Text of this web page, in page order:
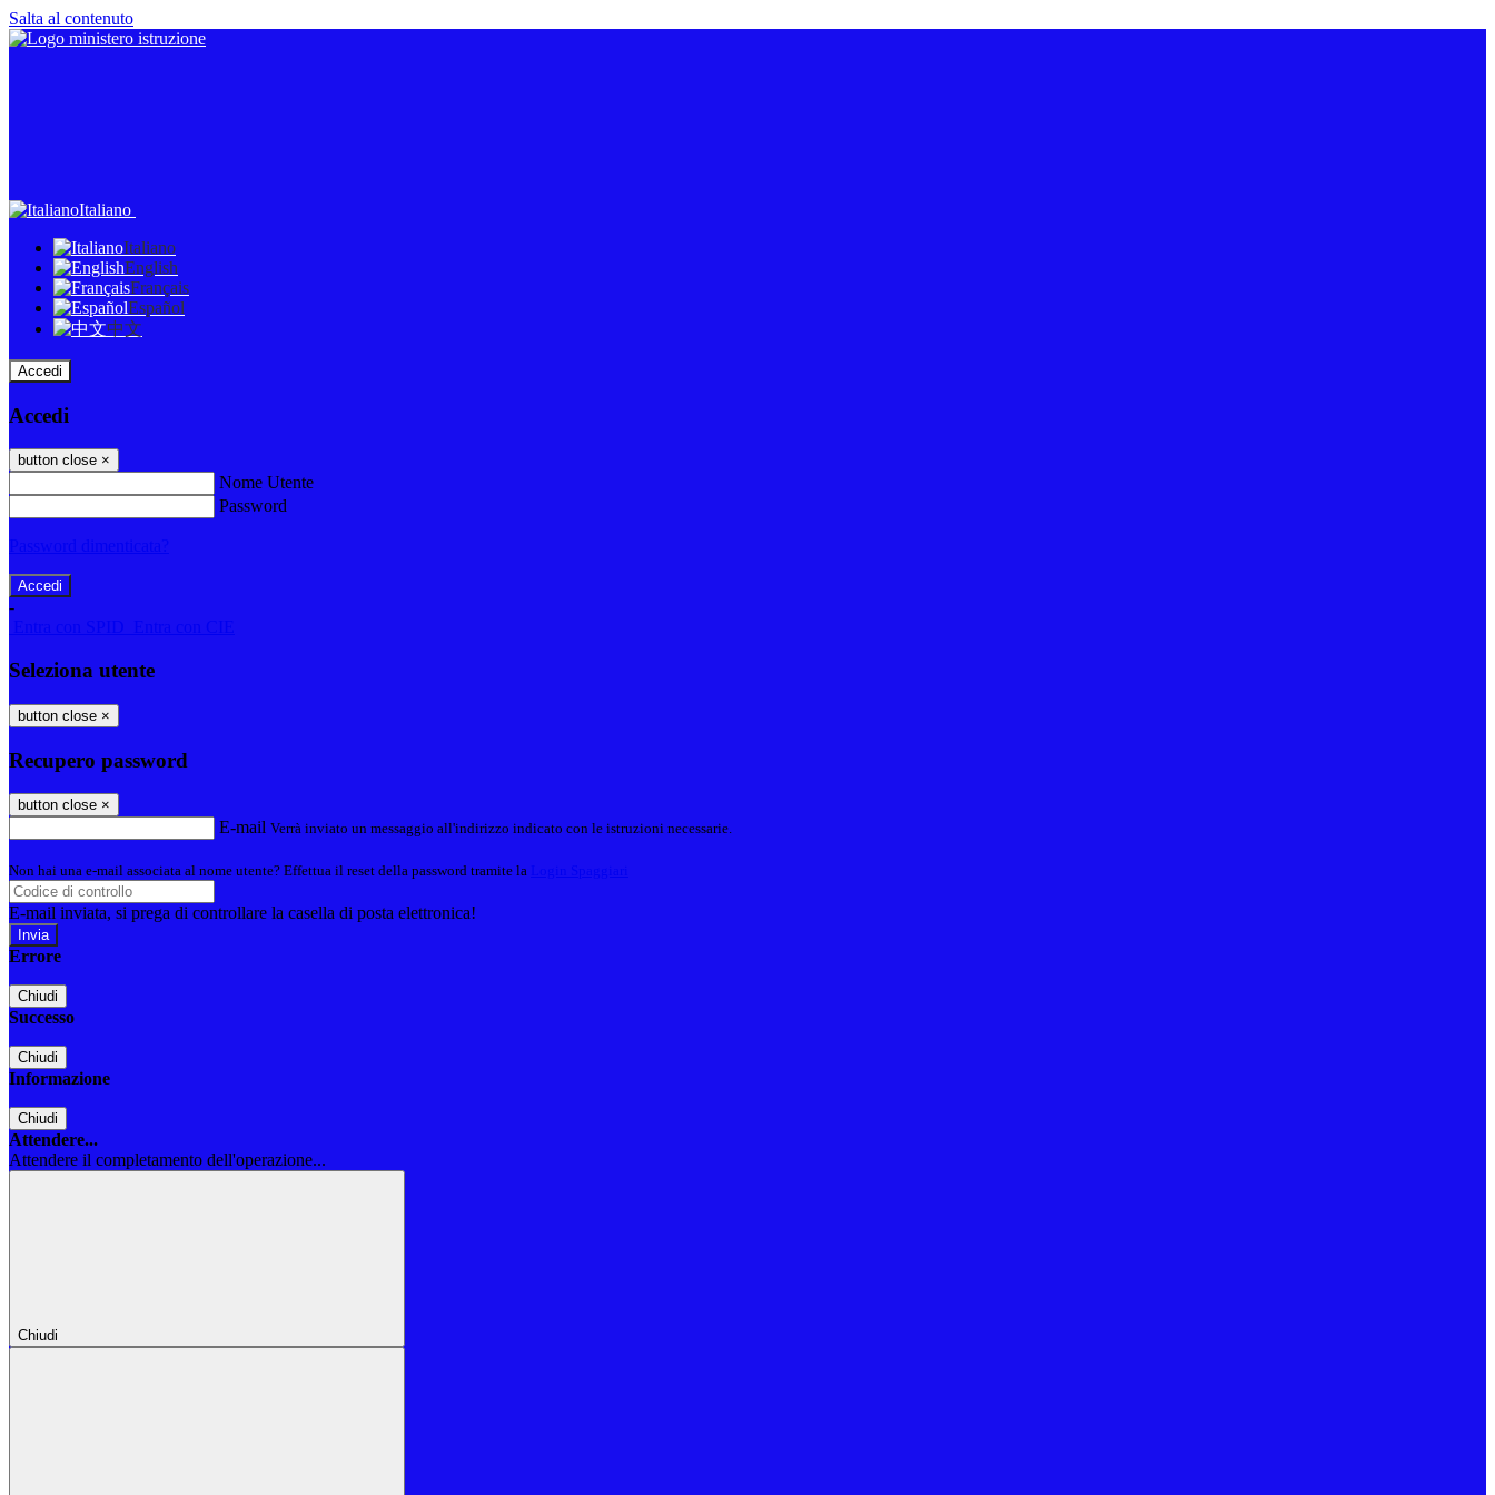
Salta al contenuto
Italiano
Italiano
English
Français
Español
中文
Accedi
Accedi
button close ×
Nome Utente
Password
-
Seleziona utente
button close ×
Recupero password
button close ×
E-mail Verrà inviato un messaggio all'indirizzo indicato con le istruzioni necessarie.
Non hai una e-mail associata al nome utente? Effettua il reset della password tramite la
E-mail inviata, si prega di controllare la casella di posta elettronica!
Errore
Chiudi
Successo
Chiudi
Informazione
Chiudi
Attendere...
Attendere il completamento dell'operazione...
Chiudi